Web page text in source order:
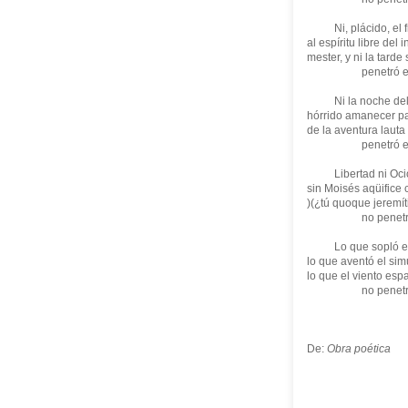
Ni, plácido, el
al espíritu libre del
mester, y ni la tarde
penetró en
Ni la noche del
hórrido amanecer
de la aventura
penetró en
Libertad ni Ocio
sin Moisés aqüifice
)(¿tú quoque
no penetro
Lo que sopló el
lo que aventó el
lo que el viento
no penetró
De: Obra poética